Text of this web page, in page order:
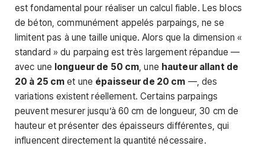
est fondamental pour réaliser un calcul fiable. Les blocs
de béton, communément appelés parpaings, ne se
limitent pas à une taille unique. Alors que la dimension «
standard » du parpaing est très largement répandue —
avec une longueur de 50 cm, une hauteur allant de
20 à 25 cm et une épaisseur de 20 cm —, des
variations existent réellement. Certains parpaings
peuvent mesurer jusqu’à 60 cm de longueur, 30 cm de
hauteur et présenter des épaisseurs différentes, qui
influencent directement la quantité nécessaire.